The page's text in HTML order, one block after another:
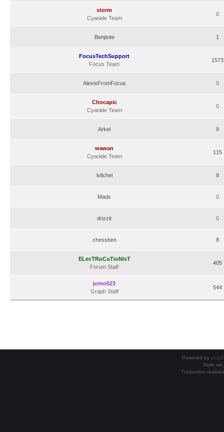
storm
Cyanide Team
0
Benjisite 1
FocusTechSupport
Focus Team
1573
AlexisFromFocus 0
Chocapic
Cyanide Team
0
Arkel 9
wawan
Cyanide Team
115
lvlichel 8
Mads 0
drizzit 0
chessben 8
ELecTRoCuTioNisT
Forum Staff
405
jomo023
Graph Staff
544
Powered by
Style
Traduction